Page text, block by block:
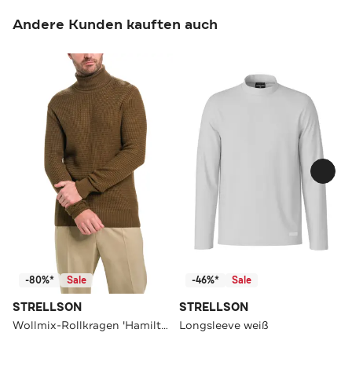
Andere Kunden kauften auch
-80%* Sale
STRELLSON
Wollmix-Rollkragen 'Hamilton' braun
-46%* Sale
STRELLSON
Longsleeve weiß